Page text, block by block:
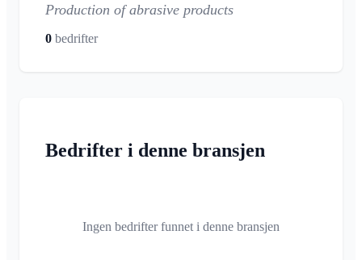
Production of abrasive products
0 bedrifter
Bedrifter i denne bransjen
Ingen bedrifter funnet i denne bransjen